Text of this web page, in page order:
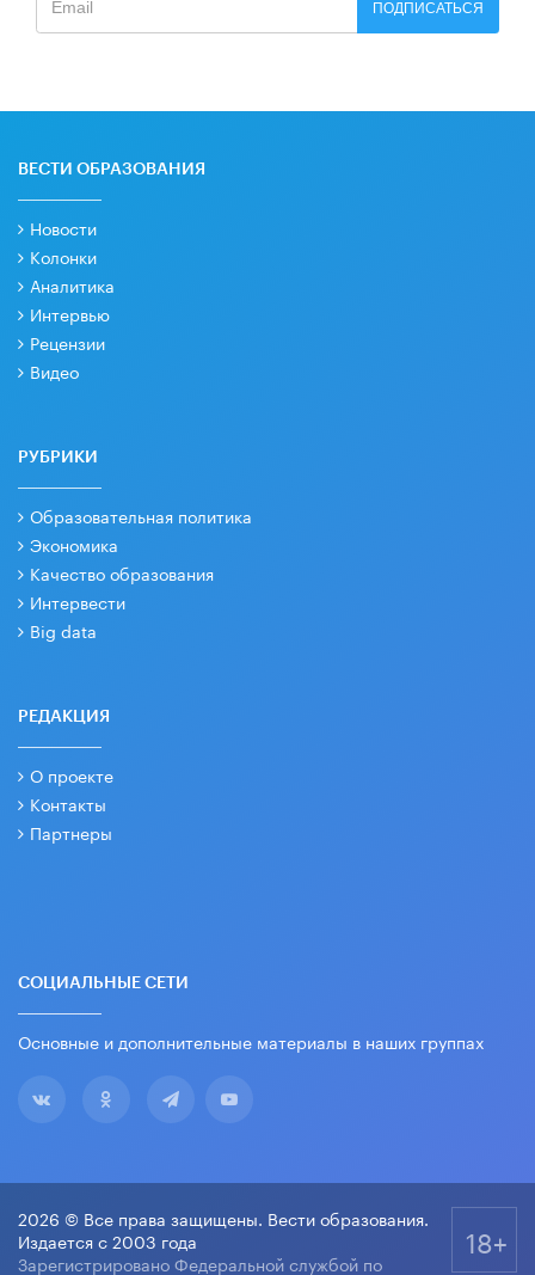
ПОДПИСАТЬСЯ
ВЕСТИ ОБРАЗОВАНИЯ
Новости
Колонки
Аналитика
Интервью
Рецензии
Видео
РУБРИКИ
Образовательная политика
Экономика
Качество образования
Интервести
Big data
РЕДАКЦИЯ
О проекте
Контакты
Партнеры
СОЦИАЛЬНЫЕ СЕТИ
Основные и дополнительные материалы в наших группах
2026 © Все права защищены. Вести образования.
Издается с 2003 года
Зарегистрировано Федеральной службой по
18+